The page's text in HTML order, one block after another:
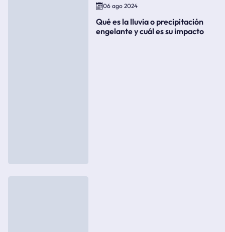
06 ago 2024
Qué es la lluvia o precipitación
engelante y cuál es su impacto